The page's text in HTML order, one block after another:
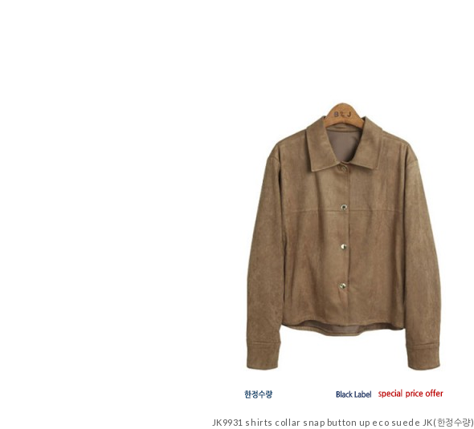
JK9931 shirts collar snap button up eco suede JK(한정수량)